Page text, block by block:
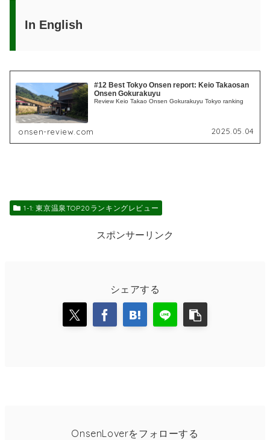
In English
#12 Best Tokyo Onsen report: Keio Takaosan
Onsen Gokurakuyu
Review Keio Takao Onsen Gokurakuyu Tokyo ranking
onsen-review.com 2025.05.04
1-1: 東京温泉TOP20ランキングレビュー
スポンサーリンク
シェアする
OnsenLoverをフォローする